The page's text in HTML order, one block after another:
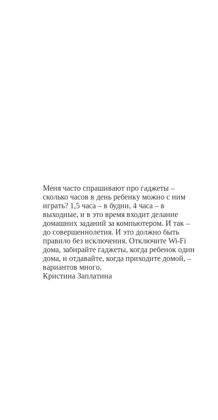
Меня часто спрашивают про гаджеты –
сколько часов в день ребенку можно с ним
играть? 1,5 часа – в будни, 4 часа – в
выходные, и в это время входит делание
домашних заданий за компьютером. И так –
до совершеннолетия. И это должно быть
правило без исключения. Отключите Wi-Fi
дома, забирайте гаджеты, когда ребенок один
дома, и отдавайте, когда приходите домой, –
вариантов много.
Кристина Заплатина